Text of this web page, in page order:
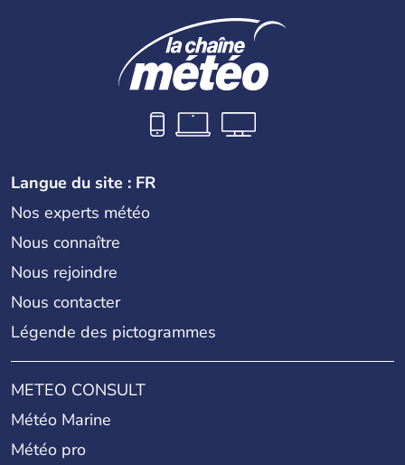
Langue du site : FR
Nos experts météo
Nous connaître
Nous rejoindre
Nous contacter
Légende des pictogrammes
METEO CONSULT
Météo Marine
Météo pro